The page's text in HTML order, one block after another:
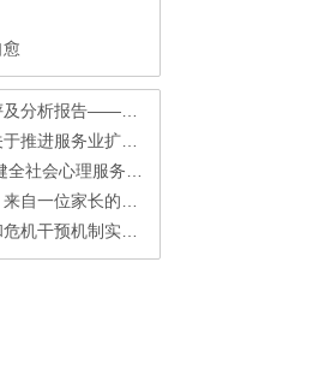
——来自鼎兴高级中学
提质的意见》的重大意义
会心理服务体系
一位家长的经验
预机制实施方案